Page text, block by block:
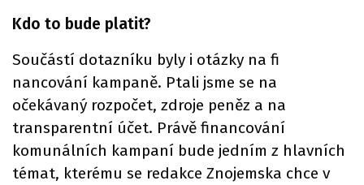
Kdo to bude platit?
Součástí dotazníku byly i otázky na fi
nancování kampaně. Ptali jsme se na
očekávaný rozpočet, zdroje peněz a na
transparentní účet. Právě financování
komunálních kampaní bude jedním z hlavních
témat, kterému se redakce Znojemska chce v